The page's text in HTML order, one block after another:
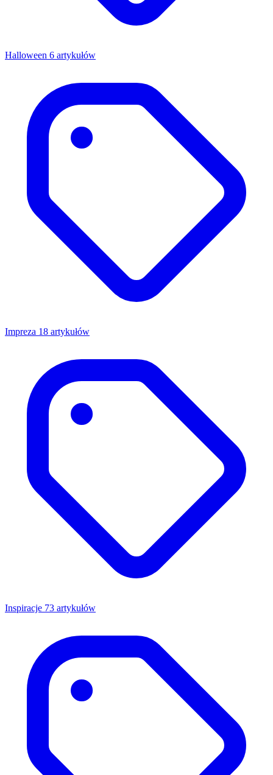
Halloween 6 artykułów
Impreza 18 artykułów
Inspiracje 73 artykułów